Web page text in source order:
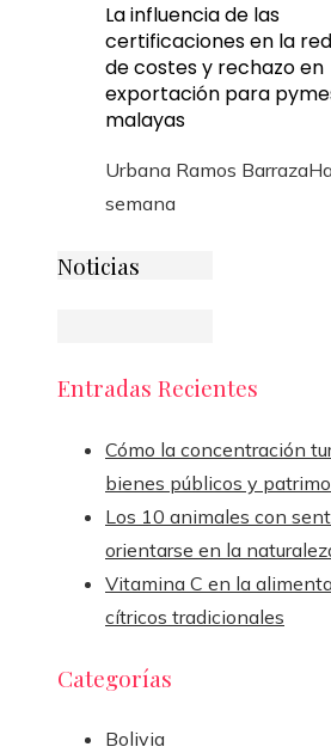
La influencia de las
certificaciones en la
de costes y rechazo en
exportación para
malayas
Urbana Ramos Barraza
semana
Noticias
Entradas Recientes
Cómo la concentración
bienes públicos y
Los 10 animales con
orientarse en la
Vitamina C en la
cítricos tradicionales
Categorías
Bolivia